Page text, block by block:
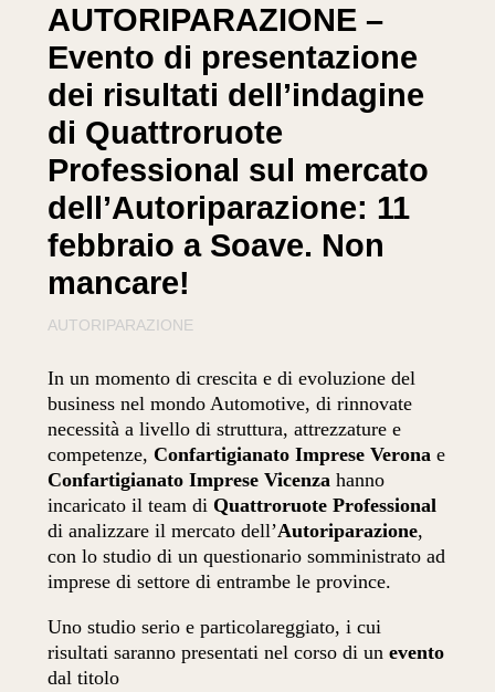
AUTORIPARAZIONE –
Evento di presentazione
dei risultati dell’indagine
di Quattroruote
Professional sul mercato
dell’Autoriparazione: 11
febbraio a Soave. Non
mancare!
AUTORIPARAZIONE
In un momento di crescita e di evoluzione del
business nel mondo Automotive, di rinnovate
necessità a livello di struttura, attrezzature e
competenze, Confartigianato Imprese Verona e
Confartigianato Imprese Vicenza hanno
incaricato il team di Quattroruote Professional
di analizzare il mercato dell’Autoriparazione,
con lo studio di un questionario somministrato ad
imprese di settore di entrambe le province.
Uno studio serio e particolareggiato, i cui
risultati saranno presentati nel corso di unevento
dal titolo